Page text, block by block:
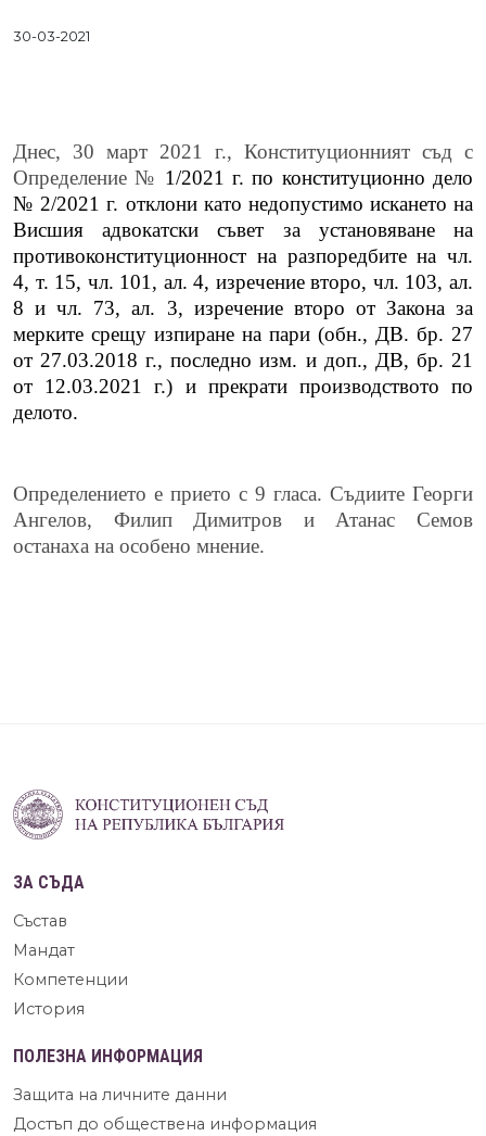
30-03-2021
Днес, 30 март 2021 г., Конституционният съд с
Определение № 1/2021 г. по конституционно дело
№ 2/2021 г. отклони като недопустимо искането на
Висшия адвокатски съвет за установяване на
противоконституционност на разпоредбите на чл.
4, т. 15, чл. 101, ал. 4, изречение второ, чл. 103, ал.
8 и чл. 73, ал. 3, изречение второ от Закона за
мерките срещу изпиране на пари (обн., ДВ. бр. 27
от 27.03.2018 г., последно изм. и доп., ДВ, бр. 21
от 12.03.2021 г.) и прекрати производството по
делото.
Определението е прието с 9 гласа. Съдиите Георги
Ангелов, Филип Димитров и Атанас Семов
останаха на особено мнение.
ЗА СЪДА
Състав
Мандат
Компетенции
История
ПОЛЕЗНА ИНФОРМАЦИЯ
Защита на личните данни
Достъп до обществена информация